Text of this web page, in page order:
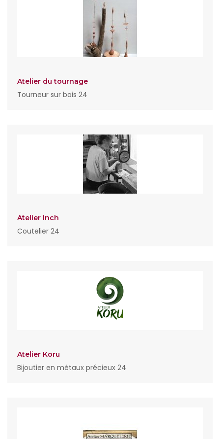
Atelier du tournage
Tourneur sur bois 24
Atelier Inch
Coutelier 24
Atelier Koru
Bijoutier en métaux précieux 24